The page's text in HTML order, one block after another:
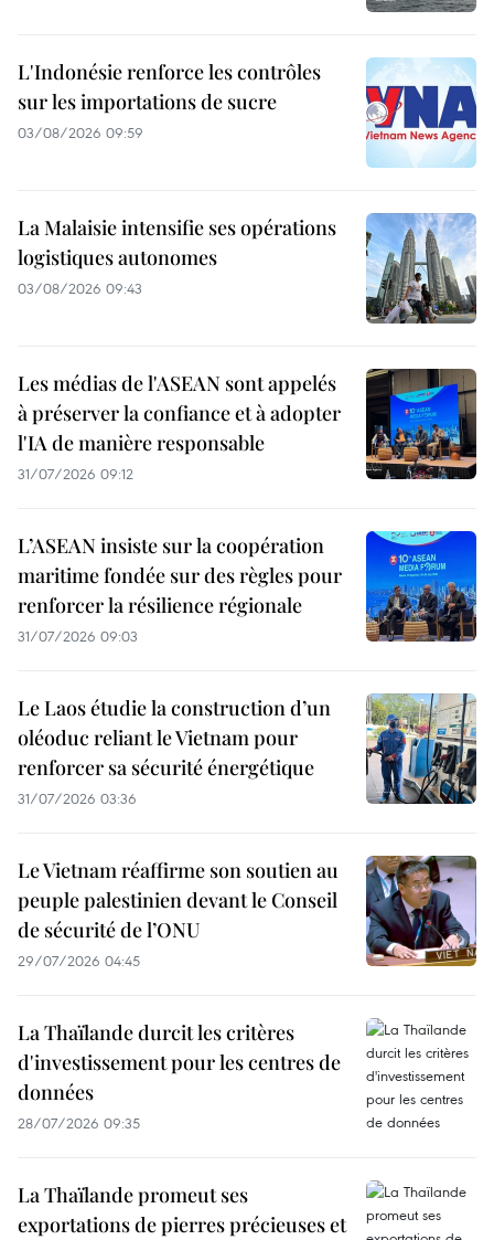
L'Indonésie renforce les contrôles
sur les importations de sucre
03/08/2026 09:59
La Malaisie intensifie ses opérations
logistiques autonomes
03/08/2026 09:43
Les médias de l'ASEAN sont appelés
à préserver la confiance et à adopter
l'IA de manière responsable
31/07/2026 09:12
L’ASEAN insiste sur la coopération
maritime fondée sur des règles pour
renforcer la résilience régionale
31/07/2026 09:03
Le Laos étudie la construction d’un
oléoduc reliant le Vietnam pour
renforcer sa sécurité énergétique
31/07/2026 03:36
Le Vietnam réaffirme son soutien au
peuple palestinien devant le Conseil
de sécurité de l’ONU
29/07/2026 04:45
La Thaïlande durcit les critères
d'investissement pour les centres de
données
28/07/2026 09:35
La Thaïlande promeut ses
exportations de pierres précieuses et